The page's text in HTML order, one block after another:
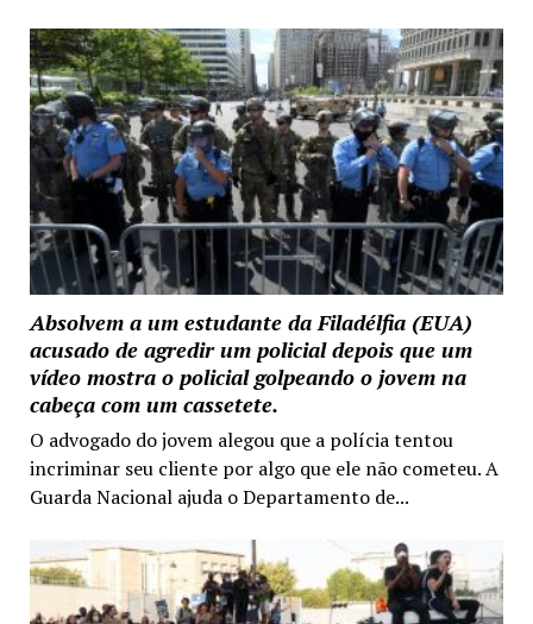
Absolvem a um estudante da Filadélfia (EUA)
acusado de agredir um policial depois que um
vídeo mostra o policial golpeando o jovem na
cabeça com um cassetete.
O advogado do jovem alegou que a polícia tentou
incriminar seu cliente por algo que ele não cometeu. A
Guarda Nacional ajuda o Departamento de...